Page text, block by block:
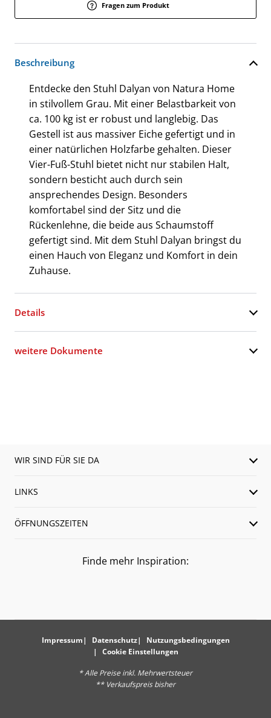
Fragen zum Produkt
Beschreibung
Entdecke den Stuhl Dalyan von Natura Home
in stilvollem Grau. Mit einer Belastbarkeit von
ca. 100 kg ist er robust und langlebig. Das
Gestell ist aus massiver Eiche gefertigt und in
einer natürlichen Holzfarbe gehalten. Dieser
Vier-Fuß-Stuhl bietet nicht nur stabilen Halt,
sondern besticht auch durch sein
ansprechendes Design. Besonders
komfortabel sind der Sitz und die
Rückenlehne, die beide aus Schaumstoff
gefertigt sind. Mit dem Stuhl Dalyan bringst du
einen Hauch von Eleganz und Komfort in dein
Zuhause.
Details
weitere Dokumente
WIR SIND FÜR SIE DA
LINKS
ÖFFNUNGSZEITEN
Finde mehr Inspiration:
Impressum Datenschutz
Nutzungsbedingungen
Cookie Einstellungen
* Alle Preise inkl. Mehrwertsteuer
** Verkaufspreis bisher